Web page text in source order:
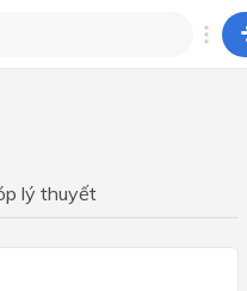
lý thuyết